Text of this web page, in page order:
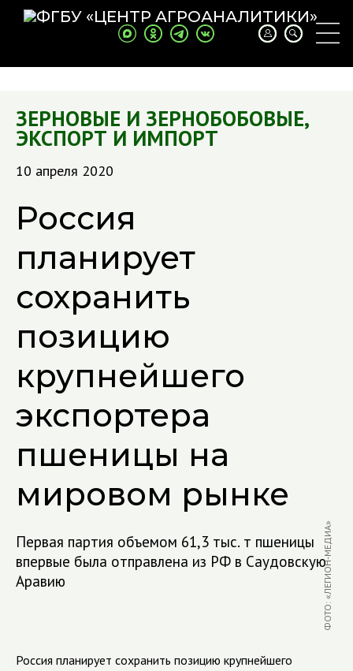
ЗЕРНОВЫЕ И ЗЕРНОБОБОВЫЕ,
ЭКСПОРТ И ИМПОРТ
10 апреля 2020
Россия
планирует
сохранить
позицию
крупнейшего
экспортера
пшеницы на
мировом рынке
Первая партия объемом 61,3 тыс. т пшеницы
впервые была отправлена из РФ в Саудовскую
Аравию
ФОТО: «ЛЕГИОН-МЕДИА»
Россия планирует сохранить позицию крупнейшего